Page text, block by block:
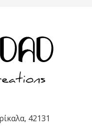
42131